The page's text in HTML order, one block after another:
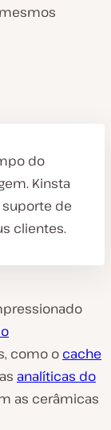
do
Kinsta
suporte de
clientes.
como o cache
analíticas do
as cerâmicas